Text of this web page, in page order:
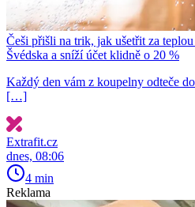
Češi přišli na trik, jak ušetřit za
Švédska a sníží účet klidně o 20 %
Každý den vám z koupelny odteče
[…]
Extrafit.cz
dnes, 08:06
4 min
Reklama